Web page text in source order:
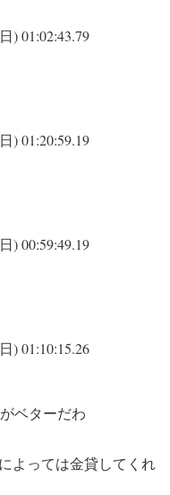
) 01:02:43.79
) 01:20:59.19
) 00:59:49.19
) 01:10:15.26
がベターだわ
よっては金貸してくれ